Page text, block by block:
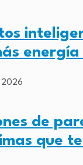
2026
de
que